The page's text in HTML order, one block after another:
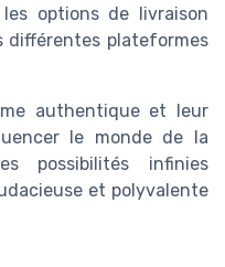
options de livraison
différentes plateformes
authentique et leur
le monde de la
possibilités infinies
et polyvalente